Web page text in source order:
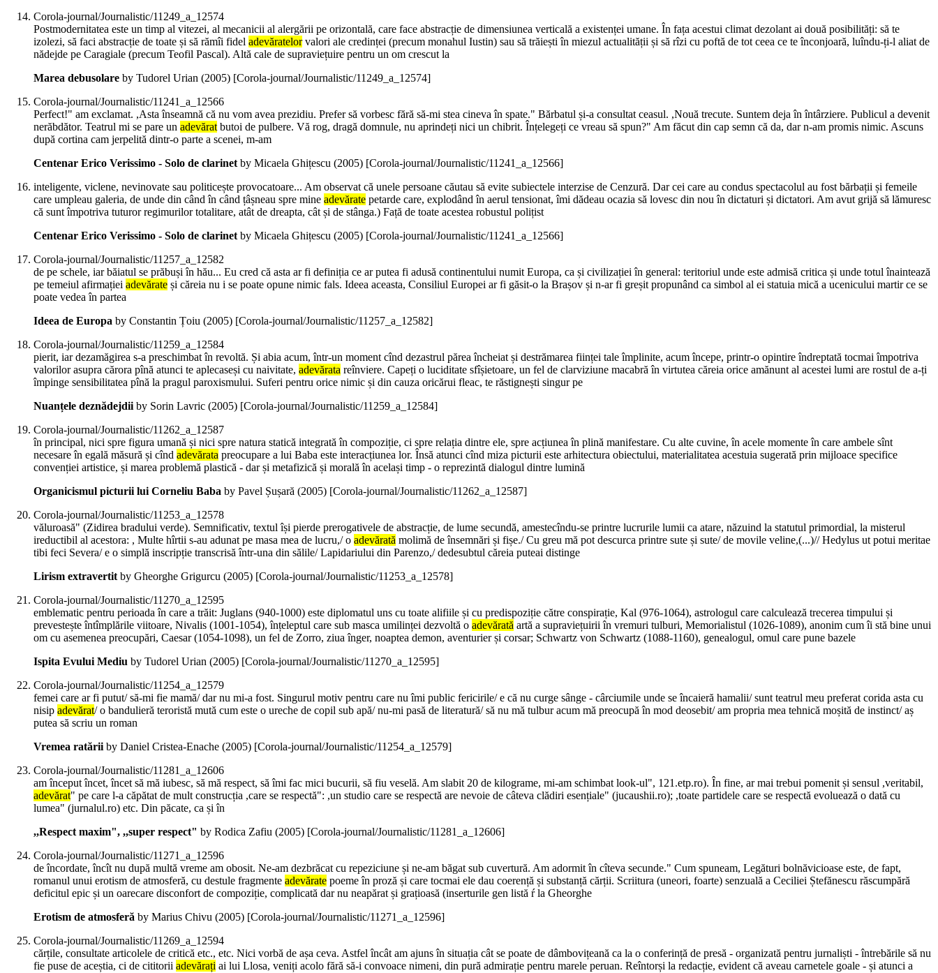
Corola-journal/Journalistic/11249_a_12574
Postmodernitatea este un timp al vitezei, al mecanicii al alergării pe orizontală, care face abstracție de dimensiunea verticală a existenței umane. În fața acestui climat dezolant ai două posibilități: să te
izolezi, să faci abstracție de toate și să rămîi fidel adevăratelorvalori ale credinței (precum monahul Iustin) sau să trăiești în miezul actualității și să rîzi cu poftă de tot ceea ce te înconjoară, luîndu-ți-l aliat de
nădejde pe Caragiale (precum Teofil Pascal). Altă cale de supraviețuire pentru un om crescut la
Marea debusolare by Tudorel Urian (2005) [Corola-journal/Journalistic/11249_a_12574]
Corola-journal/Journalistic/11241_a_12566
Perfect!" am exclamat. ,Asta înseamnă că nu vom avea prezidiu. Prefer să vorbesc fără să-mi stea cineva în spate." Bărbatul și-a consultat ceasul. ,Nouă trecute. Suntem deja în întârziere. Publicul a devenit
nerăbdător. Teatrul mi se pare un adevăratbutoi de pulbere. Vă rog, dragă domnule, nu aprindeți nici un chibrit. Înțelegeți ce vreau să spun?" Am făcut din cap semn că da, dar n-am promis nimic. Ascuns
după cortina cam jerpelită dintr-o parte a scenei, m-am
Centenar Erico Verissimo - Solo de clarinetby Micaela Ghițescu (2005) [Corola-journal/Journalistic/11241_a_12566]
inteligente, viclene, nevinovate sau politicește provocatoare... Am observat că unele persoane căutau să evite subiectele interzise de Cenzură. Dar cei care au condus spectacolul au fost bărbații și femeile
care umpleau galeria, de unde din când în când țâșneau spre mine adevărate petarde care, explodând în aerul tensionat, îmi dădeau ocazia să lovesc din nou în dictaturi și dictatori. Am avut grijă să lămuresc
că sunt împotriva tuturor regimurilor totalitare, atât de dreapta, cât și de stânga.) Față de toate acestea robustul polițist
Centenar Erico Verissimo - Solo de clarinetby Micaela Ghițescu (2005) [Corola-journal/Journalistic/11241_a_12566]
Corola-journal/Journalistic/11257_a_12582
de pe schele, iar băiatul se prăbuși în hău... Eu cred că asta ar fi definiția ce ar putea fi adusă continentului numit Europa, ca și civilizației în general: teritoriul unde este admisă critica și unde totul înaintează
pe temeiul afirmației adevărate și căreia nu i se poate opune nimic fals. Ideea aceasta, Consiliul Europei ar fi găsit-o la Brașov și n-ar fi greșit propunând ca simbol al ei statuia mică a ucenicului martir ce se
poate vedea în partea
Ideea de Europa by Constantin Țoiu (2005) [Corola-journal/Journalistic/11257_a_12582]
Corola-journal/Journalistic/11259_a_12584
pierit, iar dezamăgirea s-a preschimbat în revoltă. Și abia acum, într-un moment cînd dezastrul părea încheiat și destrămarea ființei tale împlinite, acum începe, printr-o opintire îndreptată tocmai împotriva
valorilor asupra cărora pînă atunci te aplecaseși cu naivitate, adevărata reînviere. Capeți o luciditate sfîșietoare, un fel de clarviziune macabră în virtutea căreia orice amănunt al acestei lumi are rostul de a-ți
împinge sensibilitatea pînă la pragul paroxismului. Suferi pentru orice nimic și din cauza oricărui fleac, te răstignești singur pe
Nuanțele deznădejdiiby Sorin Lavric (2005) [Corola-journal/Journalistic/11259_a_12584]
Corola-journal/Journalistic/11262_a_12587
în principal, nici spre figura umană și nici spre natura statică integrată în compoziție, ci spre relația dintre ele, spre acțiunea în plină manifestare. Cu alte cuvine, în acele momente în care ambele sînt
necesare în egală măsură și cînd adevărata preocupare a lui Baba este interacțiunea lor. Însă atunci cînd miza picturii este arhitectura obiectului, materialitatea acestuia sugerată prin mijloace specifice
convenției artistice, și marea problemă plastică - dar și metafizică și morală în același timp - o reprezintă dialogul dintre lumină
Organicismul picturii lui Corneliu Baba by Pavel Șușară (2005) [Corola-journal/Journalistic/11262_a_12587]
Corola-journal/Journalistic/11253_a_12578
văluroasă" (Zidirea bradului verde). Semnificativ, textul își pierde prerogativele de abstracție, de lume secundă, amestecîndu-se printre lucrurile lumii ca atare, năzuind la statutul primordial, la misterul
ireductibil al acestora: , Multe hîrtii s-au adunat pe masa mea de lucru,/ o adevărată molimă de însemnări și fișe./ Cu greu mă pot descurca printre sute și sute/ de movile veline,(...)// Hedylus ut potui meritae
tibi feci Severa/ e o simplă inscripție transcrisă într-una din sălile/ Lapidariului din Parenzo,/ dedesubtul căreia puteai distinge
Lirism extravertitby Gheorghe Grigurcu (2005) [Corola-journal/Journalistic/11253_a_12578]
Corola-journal/Journalistic/11270_a_12595
emblematic pentru perioada în care a trăit: Juglans (940-1000) este diplomatul uns cu toate alifiile și cu predispoziție către conspirație, Kal (976-1064), astrologul care calculează trecerea timpului și
prevestește întîmplările viitoare, Nivalis (1001-1054), înțeleptul care sub masca umilinței dezvoltă o adevărată artă a supraviețuirii în vremuri tulburi, Memorialistul (1026-1089), anonim cum îi stă bine unui
om cu asemenea preocupări, Caesar (1054-1098), un fel de Zorro, ziua înger, noaptea demon, aventurier și corsar; Schwartz von Schwartz (1088-1160), genealogul, omul care pune bazele
Ispita Evului Mediu by Tudorel Urian (2005) [Corola-journal/Journalistic/11270_a_12595]
Corola-journal/Journalistic/11254_a_12579
femei care ar fi putut/ să-mi fie mamă/ dar nu mi-a fost. Singurul motiv pentru care nu îmi public fericirile/ e că nu curge sânge - cârciumile unde se încaieră hamalii/ sunt teatrul meu preferat corida asta cu
nisip adevărat/ o bandulieră teroristă mută cum este o ureche de copil sub apă/ nu-mi pasă de literatură/ să nu mă tulbur acum mă preocupă în mod deosebit/ am propria mea tehnică moșită de instinct/ aș
putea să scriu un roman
Vremea ratăriiby Daniel Cristea-Enache (2005) [Corola-journal/Journalistic/11254_a_12579]
Corola-journal/Journalistic/11281_a_12606
am început încet, încet să mă iubesc, să mă respect, să îmi fac mici bucurii, să fiu veselă. Am slabit 20 de kilograme, mi-am schimbat look-ul", 121.etp.ro). În fine, ar mai trebui pomenit și sensul ,veritabil,
adevărat" pe care l-a căpătat de mult construcția ,care se respectă": ,un studio care se respectă are nevoie de câteva clădiri esențiale" (jucaushii.ro); ,toate partidele care se respectă evoluează o dată cu
lumea" (jurnalul.ro) etc. Din păcate, ca și în
,,Respect maxim", ,,super respect" by Rodica Zafiu (2005) [Corola-journal/Journalistic/11281_a_12606]
Corola-journal/Journalistic/11271_a_12596
de încordate, încît nu după multă vreme am obosit. Ne-am dezbrăcat cu repeziciune și ne-am băgat sub cuvertură. Am adormit în cîteva secunde." Cum spuneam, Legături bolnăvicioase este, de fapt,
romanul unui erotism de atmosferă, cu destule fragmente adevărate poeme în proză și care tocmai ele dau coerență și substanță cărții. Scriitura (uneori, foarte) senzuală a Ceciliei Ștefănescu răscumpără
deficitul epic și un oarecare disconfort de compoziție, complicată dar nu neapărat și grațioasă (inserturile gen listă ŕ la Gheorghe
Erotism de atmosferă by Marius Chivu (2005) [Corola-journal/Journalistic/11271_a_12596]
Corola-journal/Journalistic/11269_a_12594
cărțile, consultate articolele de critică etc., etc. Nici vorbă de așa ceva. Astfel încât am ajuns în situația cât se poate de dâmbovițeană ca la o conferință de presă - organizată pentru jurnaliști - întrebările să nu
fie puse de aceștia, ci de cititorii adevărați ai lui Llosa, veniți acolo fără să-i convoace nimeni, din pură admirație pentru marele peruan. Reîntorși la redacție, evident că aveau carnetele goale - și atunci a